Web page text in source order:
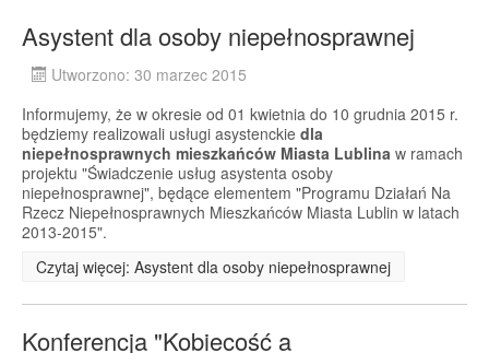
Asystent dla osoby niepełnosprawnej
Utworzono: 30 marzec 2015
Informujemy, że w okresie od 01 kwietnia do 10 grudnia 2015 r.
będziemy realizowali usługi asystenckie dla
niepełnosprawnych mieszkańców Miasta Lublina w ramach
projektu "Świadczenie usług asystenta osoby
niepełnosprawnej", będące elementem "Programu Działań Na
Rzecz Niepełnosprawnych Mieszkańców Miasta Lublin w latach
2013-2015".
Czytaj więcej: Asystent dla osoby niepełnosprawnej
Konferencja "Kobiecość a